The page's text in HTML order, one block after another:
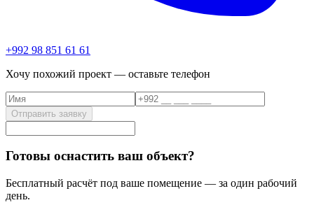
+992 98 851 61 61
Хочу похожий проект — оставьте телефон
Отправить заявку
Готовы оснастить ваш объект?
Бесплатный расчёт под ваше помещение — за один рабочий
день.